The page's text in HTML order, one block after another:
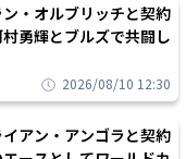
・オルブリッチと契約
勇輝とブルズで共闘し
2026/08/10 12:30
アン・アンゴラと契約